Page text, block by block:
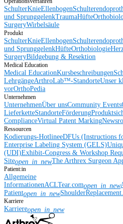
Operationsverfahren
SchulterKnieEllenbogen
und SprunggelenkTraumaHüfte
SurgeryWirbelsäule
Produkt
SchulterKnieEllenbogen
und SprunggelenkHüfteOrthobiologie
SurgeryBildgebung & Resektion
Medical Education
Medical EducationKursbeschreibungen
LehrgängeArthroLab™-StandorteUnser
vorOrthoPedia
Unternehmen
UnternehmenÜber unsCommunity Events
LieferketteStandorteFörderung
ComplianceVirtual Patent Marking
Ressourcen
Kodierungs-HotlineeDFUs (Instructions
Enterprise Labeling System (GELS)
(UDI)Exhibit-Congress & Workshop
Siteopen_in_newThe Arthrex Surgeon
Patient:in
Allgemeine
InformationenACLTear.comopen_in_new
Patientopen_in_new
Karriere
Karriereopen_in_new